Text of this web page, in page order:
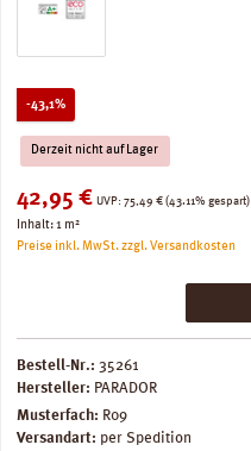
-43,1%Rabatt
Derzeit nicht auf Lager
Verkaufspreis:
42,95 € UVP: Regulärer Preis:
75,49 € (43.11% gespart)
Inhalt:1 m²
Preise inkl. MwSt. zzgl. Versandkosten
Bestell-Nr.: 35261
Hersteller: PARADOR
Musterfach: R09
Versandart: per Spedition